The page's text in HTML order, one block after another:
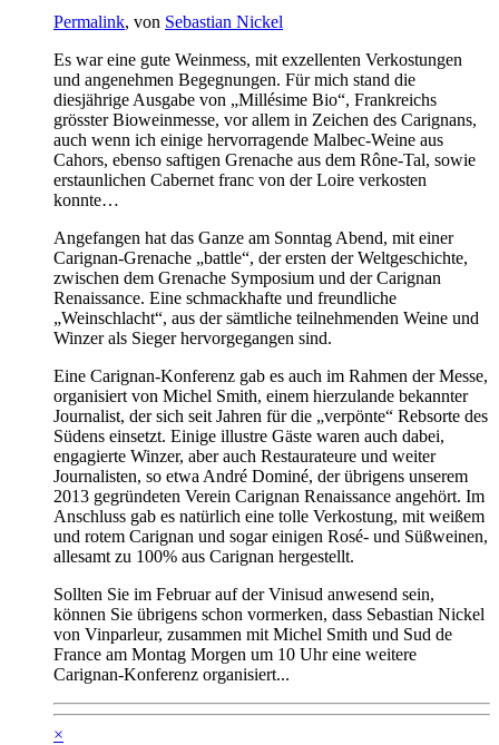
Permalink, von Sebastian Nickel
Es war eine gute Weinmess, mit exzellenten Verkostungen
und angenehmen Begegnungen. Für mich stand die
diesjährige Ausgabe von „Millésime Bio“, Frankreichs
grösster Bioweinmesse, vor allem in Zeichen des Carignans,
auch wenn ich einige hervorragende Malbec-Weine aus
Cahors, ebenso saftigen Grenache aus dem Rône-Tal, sowie
erstaunlichen Cabernet franc von der Loire verkosten
konnte…
Angefangen hat das Ganze am Sonntag Abend, mit einer
Carignan-Grenache „battle“, der ersten der Weltgeschichte,
zwischen dem Grenache Symposium und der Carignan
Renaissance. Eine schmackhafte und freundliche
„Weinschlacht“, aus der sämtliche teilnehmenden Weine und
Winzer als Sieger hervorgegangen sind.
Eine Carignan-Konferenz gab es auch im Rahmen der Messe,
organisiert von Michel Smith, einem hierzulande bekannter
Journalist, der sich seit Jahren für die „verpönte“ Rebsorte des
Südens einsetzt. Einige illustre Gäste waren auch dabei,
engagierte Winzer, aber auch Restaurateure und weiter
Journalisten, so etwa André Dominé, der übrigens unserem
2013 gegründeten Verein Carignan Renaissance angehört. Im
Anschluss gab es natürlich eine tolle Verkostung, mit weißem
und rotem Carignan und sogar einigen Rosé- und Süßweinen,
allesamt zu 100% aus Carignan hergestellt.
Sollten Sie im Februar auf der Vinisud anwesend sein,
können Sie übrigens schon vormerken, dass Sebastian Nickel
von Vinparleur, zusammen mit Michel Smith und Sud de
France am Montag Morgen um 10 Uhr eine weitere
Carignan-Konferenz organisiert...
×